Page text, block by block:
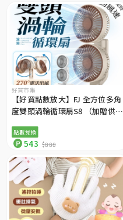
好買市集
【好買點數放大】FJ 全方位多角
度雙頭渦輪循環扇S8 （加贈供應
點數兌換
543 $888